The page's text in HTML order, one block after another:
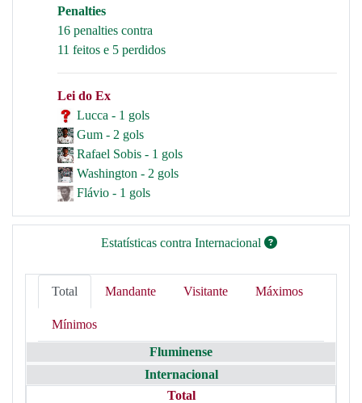
Penalties
16 penalties contra
11 feitos e 5 perdidos
Lei do Ex
Lucca - 1 gols
Gum - 2 gols
Rafael Sobis - 1 gols
Washington - 2 gols
Flávio - 1 gols
Estatísticas contra Internacional
Total Mandante Visitante Máximos
Mínimos
Fluminense
Internacional
Total